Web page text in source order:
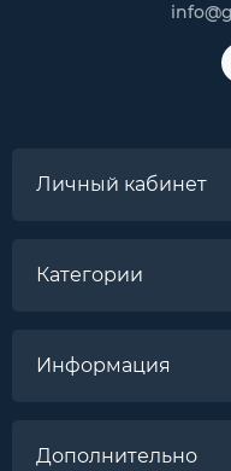
Личный кабинет
Категории
Информация
Дополнительно